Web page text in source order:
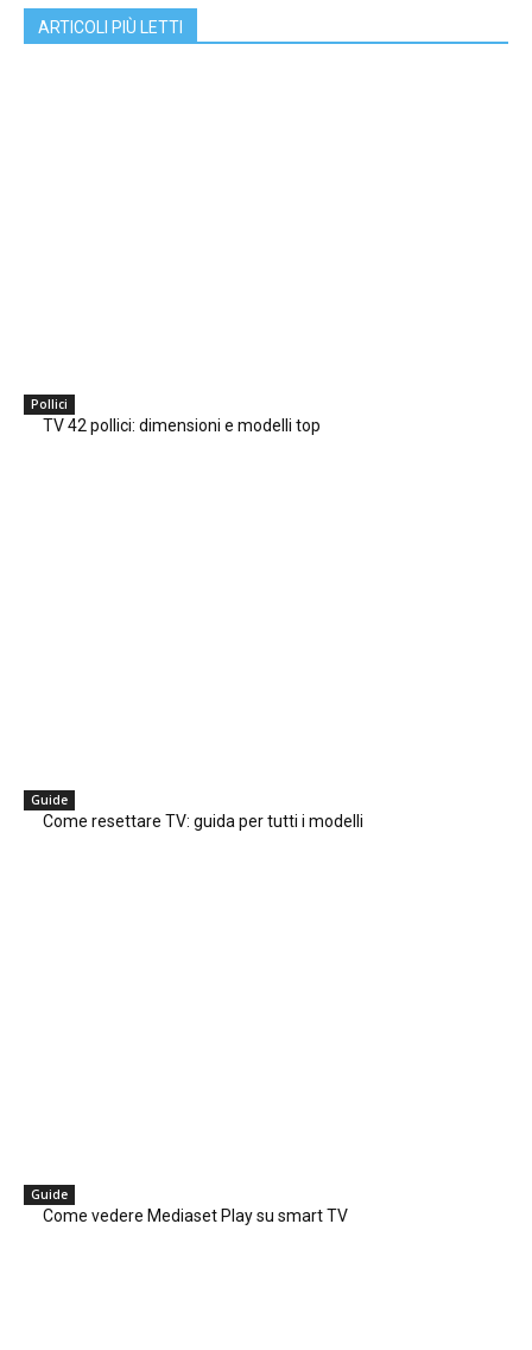
ARTICOLI PIÙ LETTI
Pollici
TV 42 pollici: dimensioni e modelli top
Guide
Come resettare TV: guida per tutti i modelli
Guide
Come vedere Mediaset Play su smart TV